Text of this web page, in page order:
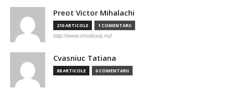
Preot Victor Mihalachi
210 ARTICOLE 1 COMENTARII
http://www.ortodoxia.md
Cvasniuc Tatiana
88 ARTICOLE 0 COMENTARII